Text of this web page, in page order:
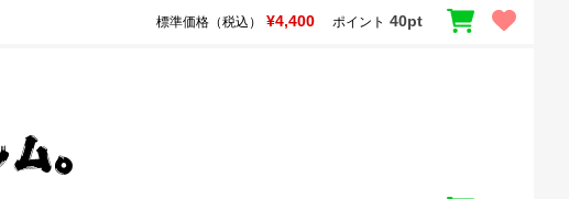
標準価格（税込） ¥4,400 ポイント 40pt